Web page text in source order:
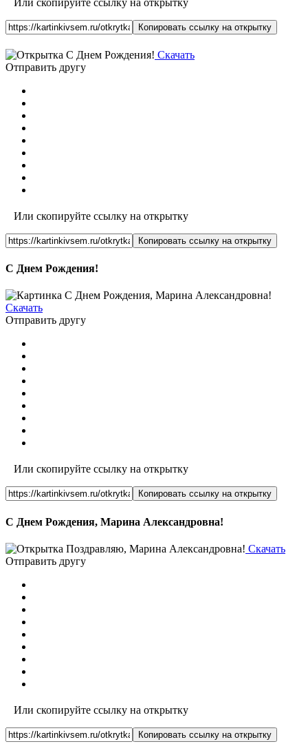
Копировать ссылку на открытку
Скачать
Отправить другу
Или скопируйте ссылку на открытку
Копировать ссылку на открытку
С Днем Рождения!
Скачать
Отправить другу
Или скопируйте ссылку на открытку
Копировать ссылку на открытку
С Днем Рождения, Марина Александровна!
Скачать
Отправить другу
Или скопируйте ссылку на открытку
Копировать ссылку на открытку